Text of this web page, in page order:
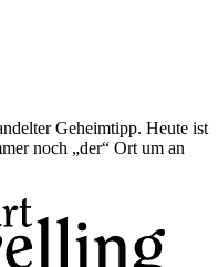
Geheimtipp. Heute ist
noch „der“ Ort um an